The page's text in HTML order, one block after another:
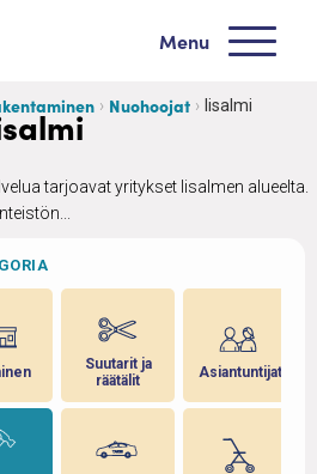
Menu
Nuohoojat Iisalmi
tarjoavat yritykset Iisalmen alueelta.
Suutarit ja
räätälit
Asiantuntijat